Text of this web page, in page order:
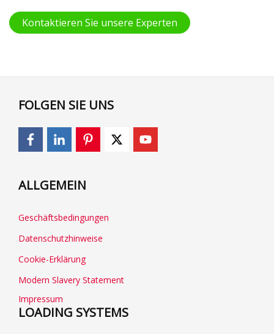
Kontaktieren Sie unsere Experten
FOLGEN SIE UNS
ALLGEMEIN
Geschäftsbedingungen
Datenschutzhinweise
Cookie-Erklärung
Modern Slavery Statement
Impressum
LOADING SYSTEMS